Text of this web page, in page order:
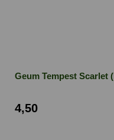
Geum Tempest Scarlet
4,50